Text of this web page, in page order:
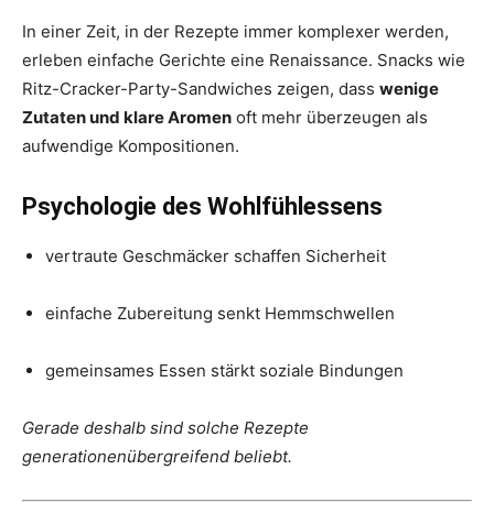
In einer Zeit, in der Rezepte immer komplexer werden,
erleben einfache Gerichte eine Renaissance. Snacks wie
Ritz-Cracker-Party-Sandwiches zeigen, dass wenige
Zutaten und klare Aromen oft mehr überzeugen als
aufwendige Kompositionen.
Psychologie des Wohlfühlessens
vertraute Geschmäcker schaffen Sicherheit
einfache Zubereitung senkt Hemmschwellen
gemeinsames Essen stärkt soziale Bindungen
Gerade deshalb sind solche Rezepte
generationenübergreifend beliebt.